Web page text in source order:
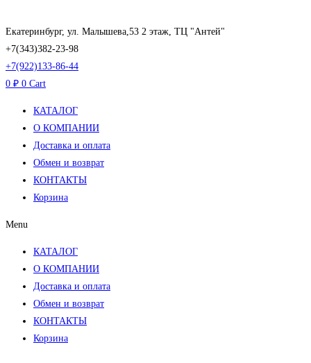
к
содержимому
Екатеринбург, ул. Малышева,53 2 этаж, ТЦ "Антей"
+7(343)382-23-98
+7(922)133-86-44
0 ₽ 0 Cart
КАТАЛОГ
О КОМПАНИИ
Доставка и оплата
Обмен и возврат
КОНТАКТЫ
Корзина
Menu
КАТАЛОГ
О КОМПАНИИ
Доставка и оплата
Обмен и возврат
КОНТАКТЫ
Корзина